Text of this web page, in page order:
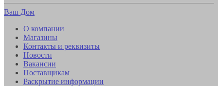
Ваш Дом
О компании
Магазины
Контакты и реквизиты
Новости
Вакансии
Поставщикам
Раскрытие информации